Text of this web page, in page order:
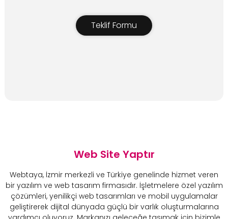
Teklif Formu
Web Site Yaptır
Webtaya, İzmir merkezli ve Türkiye genelinde hizmet veren
bir yazılım ve web tasarım firmasıdır. İşletmelere özel yazılım
çözümleri, yenilikçi web tasarımları ve mobil uygulamalar
geliştirerek dijital dünyada güçlü bir varlık oluşturmalarına